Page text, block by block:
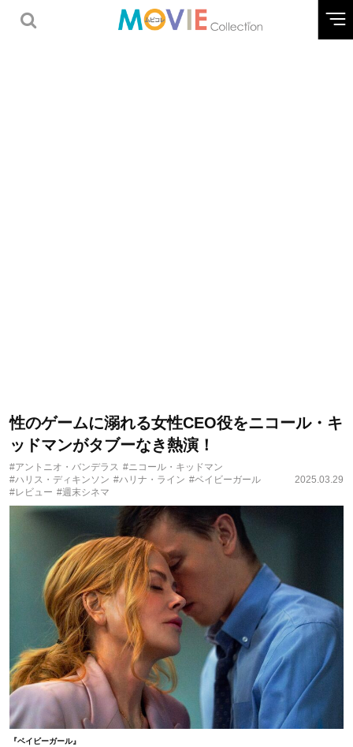
性のゲームに溺れる女性CEO役をニコール・キ
ッドマンがタブーなき熱演！
#アントニオ・バンデラス #ニコール・キッドマン
#ハリス・ディキンソン #ハリナ・ライン #ベイビーガール
#レビュー #週末シネマ
2025.03.29
『ベイビーガール』